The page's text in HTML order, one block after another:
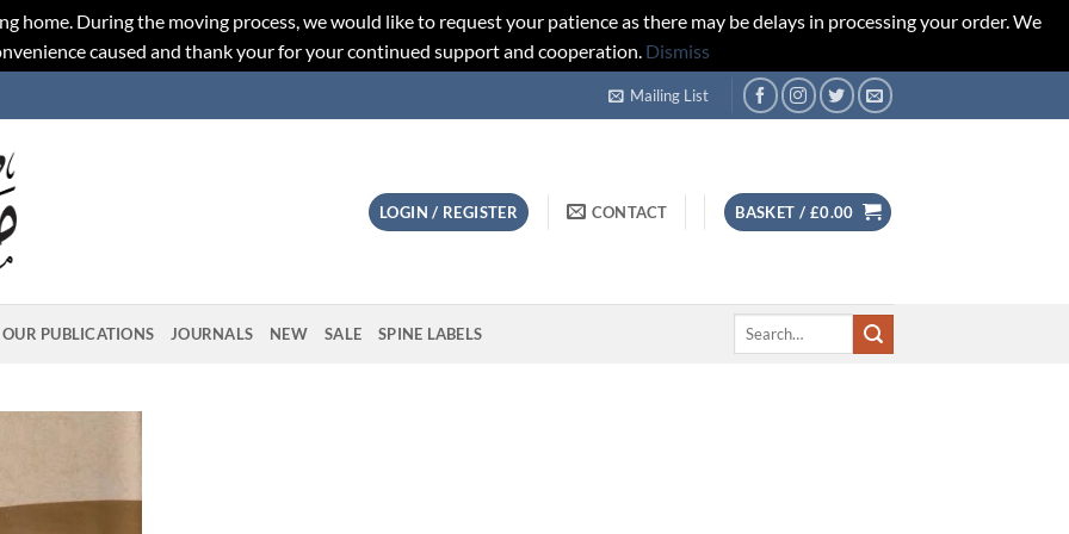
home. During the moving process, we would like to request your patience as there may be delays in processing your order. We
caused and thank your for your continued support and cooperation. Dismiss
Mailing List
LOGIN / REGISTER CONTACT BASKET / £0.00
OUR PUBLICATIONS JOURNALS NEW SALE SPINE LABELS
Search